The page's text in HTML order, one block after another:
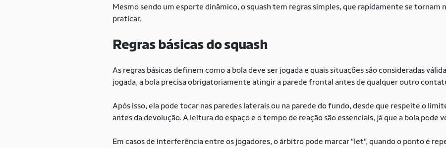
Mesmo sendo um esporte dinâmico, o squash tem regras simples, que rapidamente se tornam
praticar.
Regras básicas do squash
As regras básicas definem como a bola deve ser jogada e quais situações são consideradas
jogada, a bola precisa obrigatoriamente atingir a parede frontal antes de qualquer outro
Após isso, ela pode tocar nas paredes laterais ou na parede do fundo, desde que respeite o
antes da devolução. A leitura do espaço e o tempo de reação são essenciais, já que a bola pode
Em casos de interferência entre os jogadores, o árbitro pode marcar “let”, quando o ponto é